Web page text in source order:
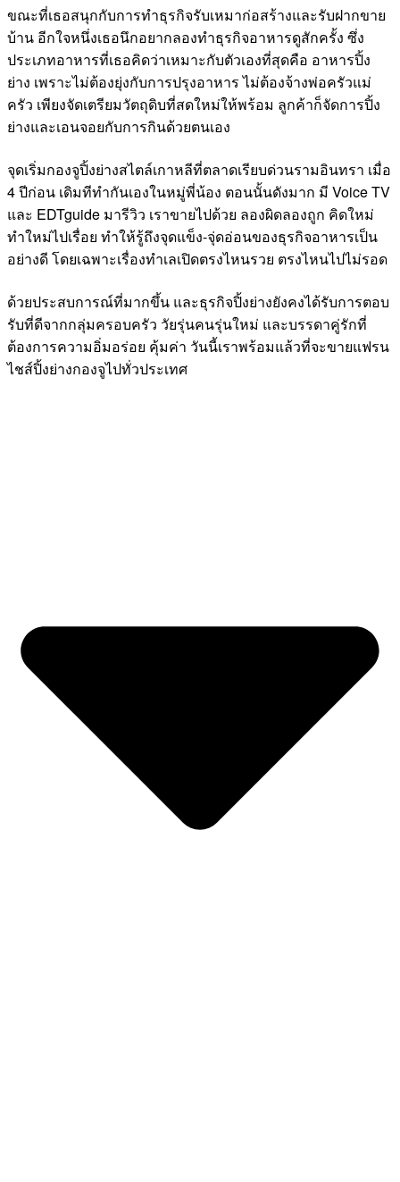
ขณะที่เธอสนุกกับการทำธุรกิจรับเหมาก่อสร้างและรับฝากขาย
บ้าน อีกใจหนึ่งเธอนึกอยากลองทำธุรกิจอาหารดูสักครั้ง ซึ่ง
ประเภทอาหารที่เธอคิดว่าเหมาะกับตัวเองที่สุดคือ อาหารปิ้ง
ย่าง เพราะไม่ต้องยุ่งกับการปรุงอาหาร ไม่ต้องจ้างพ่อครัวแม่
ครัว เพียงจัดเตรียมวัตถุดิบที่สดใหม่ให้พร้อม ลูกค้าก็จัดการปิ้ง
ย่างและเอนจอยกับการกินด้วยตนเอง
จุดเริ่มกองจูปิ้งย่างสไตล์เกาหลีที่ตลาดเรียบด่วนรามอินทรา เมื่อ
4 ปีก่อน เดิมทีทำกันเองในหมู่พี่น้อง ตอนนั้นดังมาก มี Voice TV
และ EDTguide มารีวิว เราขายไปด้วย ลองผิดลองถูก คิดใหม่
ทำใหม่ไปเรื่อย ทำให้รู้ถึงจุดแข็ง-จุ่ดอ่อนของธุรกิจอาหารเป็น
อย่างดี โดยเฉพาะเรื่องทำเลเปิดตรงไหนรวย ตรงไหนไปไม่รอด
ด้วยประสบการณ์ที่มากขึ้น และธุรกิจปิ้งย่างยังคงได้รับการตอบ
รับที่ดีจากกลุ่มครอบครัว วัยรุ่นคนรุ่นใหม่ และบรรดาคู่รักที่
ต้องการความอิ่มอร่อย คุ้มค่า วันนี้เราพร้อมแล้วที่จะขายแฟรน
ไชส์ปิ้งย่างกองจูไปทั่วประเทศ